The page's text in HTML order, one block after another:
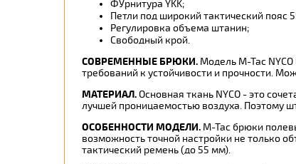
ФУрнитура YKK;
Петли под широкий тактический пояс
Регулировка объема штанин;
Свободный крой.
СОВРЕМЕННЫЕ БРЮКИ.Модель M-Tac
требований к устойчивости и прочности.
МАТЕРИАЛ.Основная ткань NYCO - это
лучшей проницаемостью воздуха. Поэтому
ОСОБЕННОСТИ МОДЕЛИ.M-Tac брюки
возможность точной настройки не только
тактический ремень (до 55 мм).